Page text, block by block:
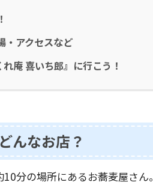
・アクセスなど
庵 喜いち郎』に行こう！
んなお店？
分の場所にあるお蕎麦屋さん。